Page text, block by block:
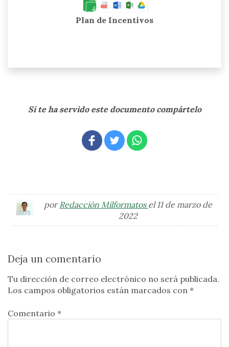
Plan de Incentivos
Si te ha servido este documento compártelo
porRedacción Milformatos el 11 de marzo de
2022
Deja un comentario
Tu dirección de correo electrónico no será publicada.
Los campos obligatorios están marcados con *
Comentario *